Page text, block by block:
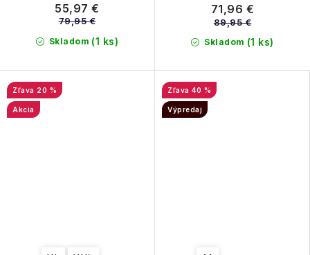
Skladom (1 ks)
55,97 €
79,95 €
Skladom (1 ks)
71,96 €
89,95 €
20 %
Akcia
40 %
Výpredaj